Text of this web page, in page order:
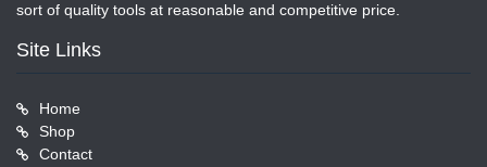
sort of quality tools at reasonable and competitive price.
Site Links
Home
Shop
Contact